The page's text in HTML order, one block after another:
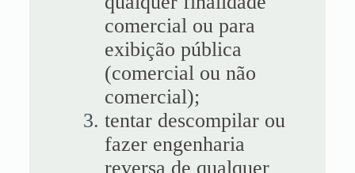
comercial ou para
exibição pública
(comercial ou não
comercial);
tentar descompilar ou
fazer engenharia
reversa de qualquer